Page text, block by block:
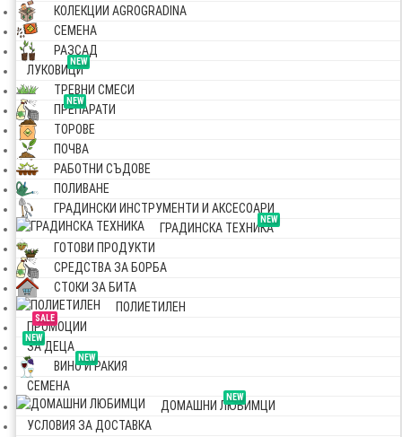
КОЛЕКЦИИ AGROGRADINA
СЕМЕНА
РАЗСАД
NEW
ЛУКОВИЦИ
ТРЕВНИ СМЕСИ
NEW
ПРЕПАРАТИ
ТОРОВЕ
ПОЧВА
РАБОТНИ СЪДОВЕ
ПОЛИВАНЕ
ГРАДИНСКИ ИНСТРУМЕНТИ И АКСЕСОАРИ
NEW
ГРАДИНСКА ТЕХНИКА
ГОТОВИ ПРОДУКТИ
СРЕДСТВА ЗА БОРБА
СТОКИ ЗА БИТА
ПОЛИЕТИЛЕН
SALE
ПРОМОЦИИ
NEW
ЗА ДЕЦА
NEW
ВИНО И РАКИЯ
СЕМЕНА
NEW
ДОМАШНИ ЛЮБИМЦИ
УСЛОВИЯ ЗА ДОСТАВКА